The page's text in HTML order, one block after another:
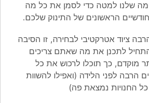
שלנו למטה כדי לסמן את כל מה
הראשונים של התינוק שלכם.
ציוד אטרקטיבי לבחירה, זו הסיבה
לתכנן את מה שאתם צריכים
מוקדם, כך תוכלו לרכוש את כל
הרבה לפני הלידה (ואפילו להשוות
החנויות נמצאת פה)